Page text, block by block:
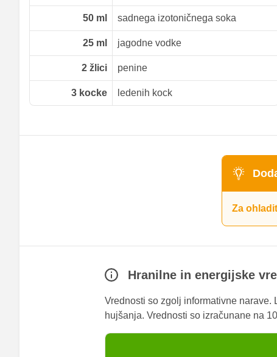
50 ml sadnega izotoničnega soka
25 ml jagodne vodke
2 žlici penine
3 kocke ledenih kock
Za
Hranilne in energijske
Vrednosti so zgolj informativne
hujšanja. Vrednosti so izračunane na